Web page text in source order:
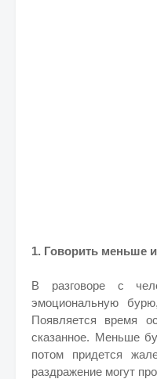
1. Говорить меньше
В разговоре с
эмоциональную
Появляется время
сказанное. Меньше
потом придется
раздражение могут